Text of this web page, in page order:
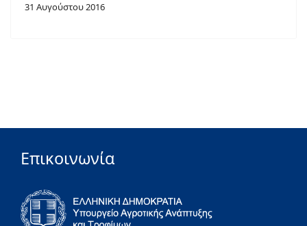
31 Αυγούστου 2016
Επικοινωνία